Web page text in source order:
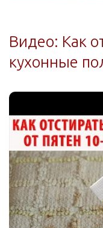
Видео: Как
кухонные